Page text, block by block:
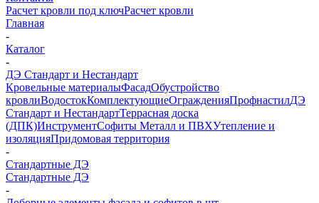
Расчет кровли под ключРасчет кровли
Главная
-
Каталог
-
ДЭ Стандарт и Нестандарт
Кровельные материалыФасадОбустройство
кровлиВодостокКомплектующиеОгражденияПрофнастилДЭ
Стандарт и НестандартТеррасная доска
(ДПК)ИнструментСофиты Металл и ПВХУтепление и
изоляцияПридомовая территория
-
Стандартные ДЭ
Стандартные ДЭ
-